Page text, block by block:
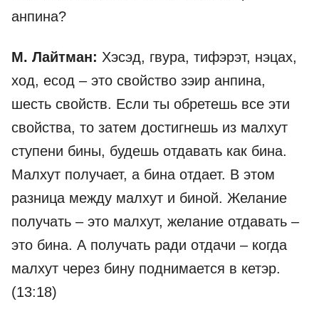
анпина?
М. Лайтман: Хэсэд, гвура, тифэрэт, нэцах,
ход, есод – это свойство зэир анпина,
шесть свойств. Если ты обретешь все эти
свойства, то затем достигнешь из малхут
ступени бины, будешь отдавать как бина.
Малхут получает, а бина отдает. В этом
разница между малхут и биной. Желание
получать – это малхут, желание отдавать –
это бина. А получать ради отдачи – когда
малхут через бину поднимается в кетэр.
(13:18)